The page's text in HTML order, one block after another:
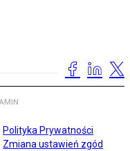
Polityka Prywatności
Zmiana ustawień zgód